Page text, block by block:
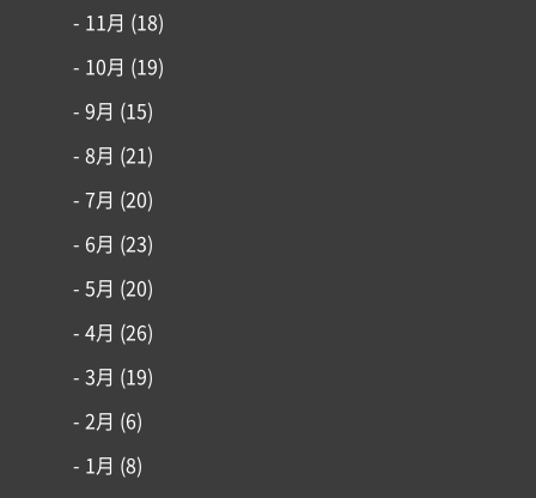
- 11月 (18)
- 10月 (19)
- 9月 (15)
- 8月 (21)
- 7月 (20)
- 6月 (23)
- 5月 (20)
- 4月 (26)
- 3月 (19)
- 2月 (6)
- 1月 (8)